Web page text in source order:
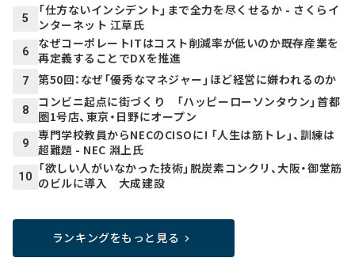
5
「仕方ないインシデント」まで全力を尽くせるか - さくらイ
ンターネット 江草氏
6
なぜコーポレートITはコスト削減率が低いのか――既存産業を
再定義することでDXを推進
7 第50回：なぜ「優秀なマネジャー」ほど経営に嫌われるのか
8
コンビニ起点に街づくり 「ハッピーローソンタウン」首都
圏1号店、東京・日野にオープン
9
専門学校教員からNECのCISOに! 「人生は筋トレ」、訓練は
超難題 - NEC 淵上氏
10
「欲しい人がいなかった技術」脱炭素コンクリ、大阪・御堂筋
のビルに導入 大成建設
ランキングをもっと見る